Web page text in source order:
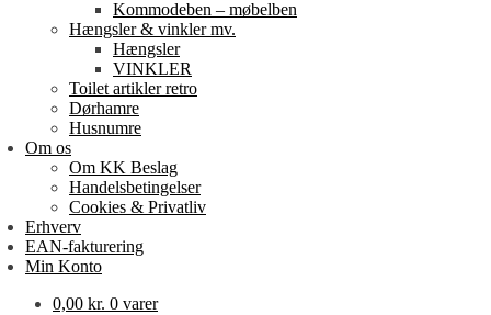
Kommodeben – møbelben
Hængsler & vinkler mv.
Hængsler
VINKLER
Toilet artikler retro
Dørhamre
Husnumre
Om os
Om KK Beslag
Handelsbetingelser
Cookies & Privatliv
Erhverv
EAN-fakturering
Min Konto
0,00 kr. 0 varer